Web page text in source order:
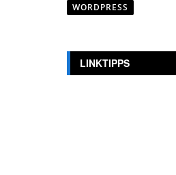
WORDPRESS
LINKTIPPS